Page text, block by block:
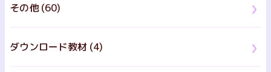
その他 (60)
ダウンロード教材 (4)